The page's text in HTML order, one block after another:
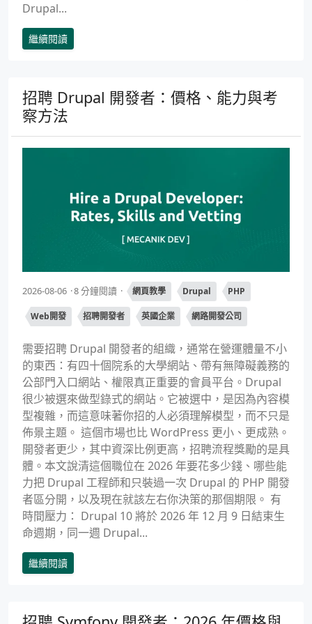
Drupal...
繼續閱讀
招聘 Drupal 開發者：價格、能力與考
察方法
2026-08-06 8 分鐘閱讀 網頁教學 Drupal PHP
Web開發 招聘開發者 英國企業 網路開發公司
需要招聘 Drupal 開發者的組織，通常在營運體量不小
的東西：有四十個院系的大學網站、帶有無障礙義務的
公部門入口網站、權限真正重要的會員平台。Drupal
很少被選來做型錄式的網站。它被選中，是因為內容模
型複雜，而這意味著你招的人必須理解模型，而不只是
佈景主題。 這個市場也比 WordPress 更小、更成熟。
開發者更少，其中資深比例更高，招聘流程獎勵的是具
體。本文說清這個職位在 2026 年要花多少錢、哪些能
力把 Drupal 工程師和只裝過一次 Drupal 的 PHP 開發
者區分開，以及現在就該左右你決策的那個期限。 有
時間壓力： Drupal 10 將於 2026 年 12 月 9 日結束生
命週期，同一週 Drupal...
繼續閱讀